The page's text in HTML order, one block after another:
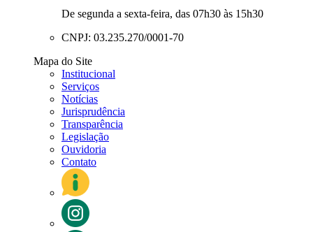
De segunda a sexta-feira, das 07h30 às 15h30
CNPJ: 03.235.270/0001-70
Mapa do Site
Institucional
Serviços
Notícias
Jurisprudência
Transparência
Legislação
Ouvidoria
Contato